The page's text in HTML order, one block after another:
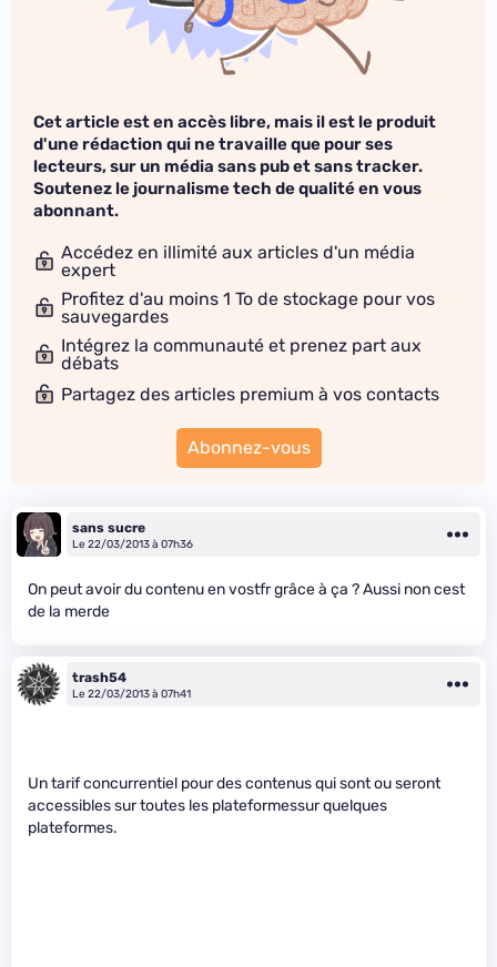
Cet article est en accès libre, mais il est le produit
d'une rédaction qui ne travaille que pour ses
lecteurs, sur un média sans pub et sans tracker.
Soutenez le journalisme tech de qualité en vous
abonnant.
Accédez en illimité aux articles d'un média
expert
Profitez d'au moins 1 To de stockage pour vos
sauvegardes
Intégrez la communauté et prenez part aux
débats
Partagez des articles premium à vos contacts
Abonnez-vous
sans sucre
Le 22/03/2013 à 07h36
On peut avoir du contenu en vostfr grâce à ça ? Aussi non cest
de la merde
trash54
Le 22/03/2013 à 07h41
Un tarif concurrentiel pour des contenus qui sont ou seront
accessibles sur toutes les plateformessur quelques
plateformes.